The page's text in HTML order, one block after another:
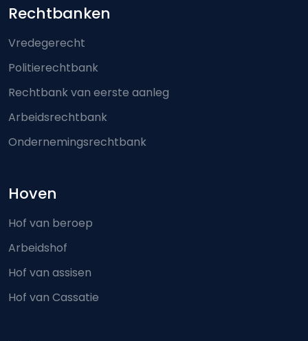
Footer-menu
Rechtbanken
Vredegerecht
Politierechtbank
Rechtbank van eerste aanleg
Arbeidsrechtbank
Ondernemingsrechtbank
Hoven
Hof van beroep
Arbeidshof
Hof van assisen
Hof van Cassatie